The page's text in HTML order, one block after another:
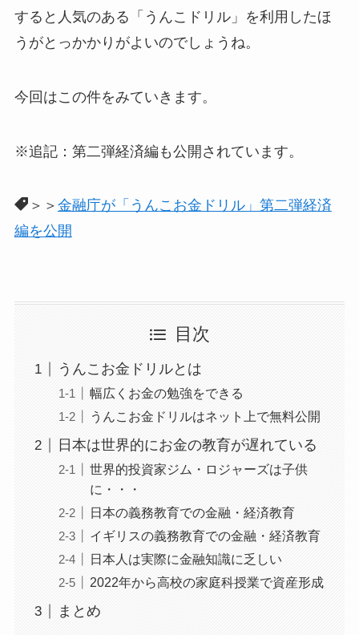
すると人気のある「うんこドリル」を利用したほ
うがとっかかりがよいのでしょうね。
今回はこの件をみていきます。
※追記：第二弾経済編も公開されています。
＞＞ 金融庁が「うんこお金ドリル」第二弾経済
編を公開
目次
うんこお金ドリルとは
幅広くお金の勉強をできる
うんこお金ドリルはネット上で無料公開
日本は世界的にお金の教育が遅れている
世界的投資家ジム・ロジャーズは子供
に・・・
日本の義務教育での金融・経済教育
イギリスの義務教育での金融・経済教育
日本人は実際に金融知識に乏しい
2022年から高校の家庭科授業で資産形成
まとめ